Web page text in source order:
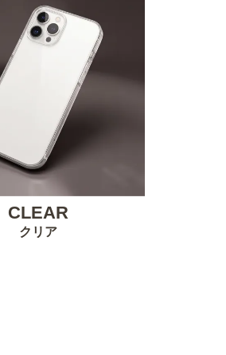
CLEAR
クリア